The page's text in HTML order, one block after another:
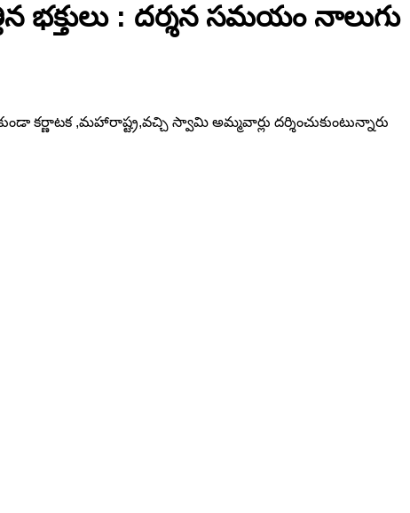
భక్తులు : దర్శన సమయం నాలుగు
కర్ణాటక ,మహారాష్ట్ర,వచ్చి స్వామి అమ్మవార్లు దర్శించుకుంటున్నారు